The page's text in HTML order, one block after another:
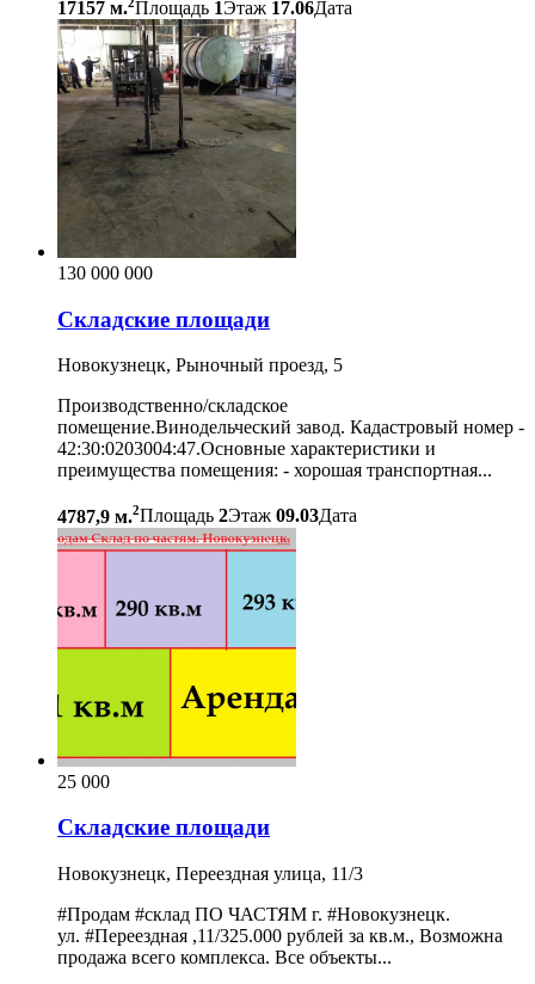
17157 м. Площадь 1Этаж 17.06Дата
130 000 000
Складские площади
Новокузнецк, Рыночный проезд, 5
Производственно/складское
помещение.Винодельческий завод. Кадастровый номер -
42:30:0203004:47.Основные характеристики и
преимущества помещения: - хорошая транспортная...
4787,9 м.2Площадь 2Этаж 09.03Дата
25 000
Складские площади
Новокузнецк, Переездная улица, 11/3
#Продам #склад ПО ЧАСТЯМ г. #Новокузнецк.
ул. #Переездная ,11/325.000 рублей за кв.м., Возможна
продажа всего комплекса. Все объекты...